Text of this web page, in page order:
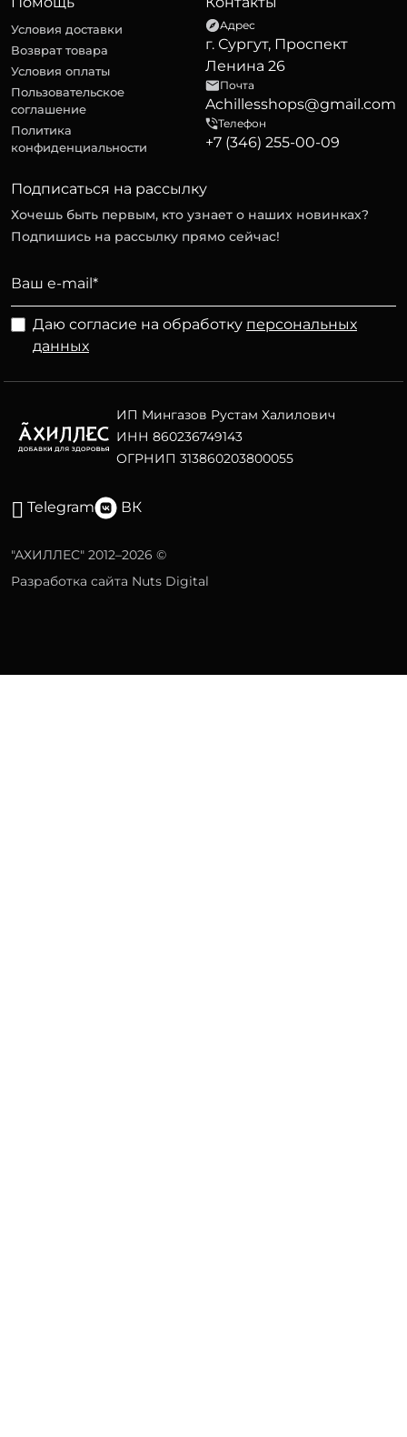
Условия доставки
Возврат товара
Условия оплаты
Пользовательское
соглашение
Политика
конфиденциальности
Адрес
г. Сургут, Проспект
Ленина 26
Почта
Achillesshops@gmail.com
Телефон
+7 (346) 255-00-09
Подписаться на рассылку
Хочешь быть первым, кто узнает о наших новинках?
Подпишись на рассылку прямо сейчас!
Даю согласие на обработку персональных
данных
ИП Мингазов Рустам Халилович
ИНН 860236749143
ОГРНИП 313860203800055
Telegram ВК
"АХИЛЛЕС" 2012–2026 ©
Разработка сайта Nuts Digital